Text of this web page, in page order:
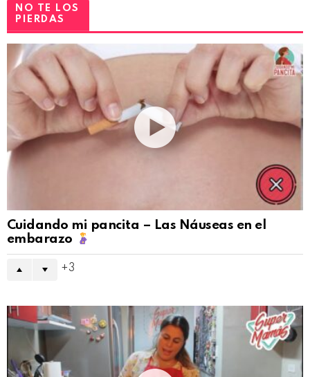
NO TE LOS
PIERDAS
Cuidando mi pancita – Las Náuseas en el
embarazo
3